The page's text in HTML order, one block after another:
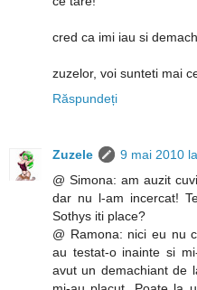
cred ca imi iau si
zuzelor, voi sunteti mai
Răspundeți
Zuzele
9 mai 2010
@ Simona: am auzit
dar nu l-am incercat!
Sothys iti place?
@ Ramona: nici eu nu
au testat-o inainte si
avut un demachiant de